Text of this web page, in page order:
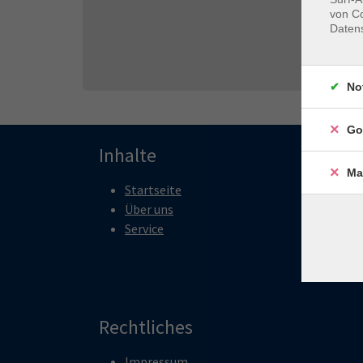
Inhalte
Startseite
Über uns
Service
Rechtliches
von